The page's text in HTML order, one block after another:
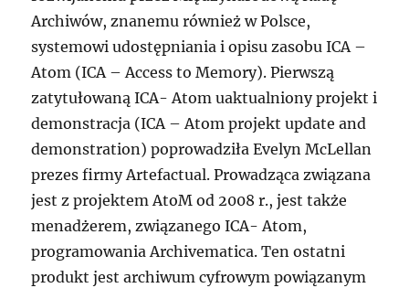
Archiwów, znanemu również w Polsce,
systemowi udostępniania i opisu zasobu ICA –
Atom (ICA – Access to Memory). Pierwszą
zatytułowaną ICA- Atom uaktualniony projekt i
demonstracja (ICA – Atom projekt update and
demonstration) poprowadziła Evelyn McLellan
prezes firmy Artefactual. Prowadząca związana
jest z projektem AtoM od 2008 r., jest także
menadżerem, związanego ICA- Atom,
programowania Archivematica. Ten ostatni
produkt jest archiwum cyfrowym powiązanym